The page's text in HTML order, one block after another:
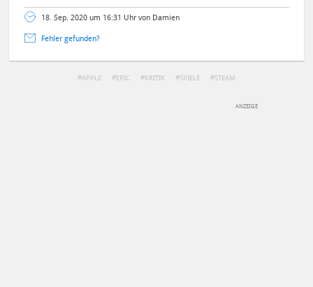
18. Sep. 2020 um 16:31 Uhr von Damien
Fehler gefunden?
APPLE EPIC KRITIK SPIELE STEAM